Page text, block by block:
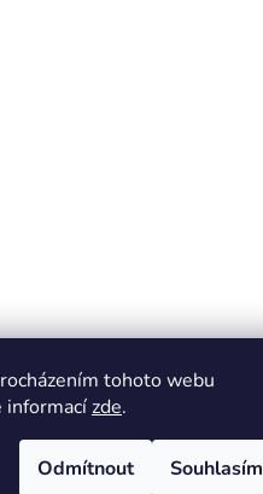
tohoto webu
informacízde.
Odmítnout Souhlasím